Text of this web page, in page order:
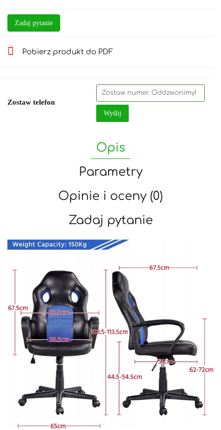
Zadaj pytanie
Pobierz produkt do PDF
Zostaw telefon
Wyślij
Opis
Parametry
Opinie i oceny (0)
Zadaj pytanie